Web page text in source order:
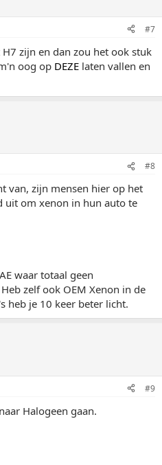
#7
zijn en dan zou het ook stuk
oog op DEZE laten vallen en
#8
van, zijn mensen hier op het
uit om xenon in hun auto te
waar totaal geen
zelf ook OEM Xenon in de
heb je 10 keer beter licht.
#9
Halogeen gaan.